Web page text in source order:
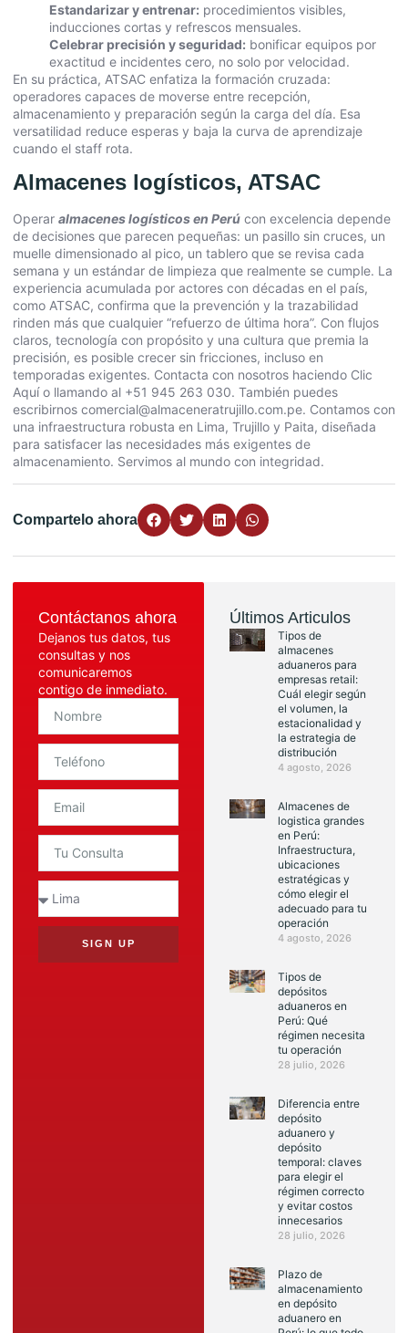
Estandarizar y entrenar: procedimientos visibles,
inducciones cortas y refrescos mensuales.
Celebrar precisión y seguridad: bonificar equipos por
exactitud e incidentes cero, no solo por velocidad.
En su práctica, ATSAC enfatiza la formación cruzada:
operadores capaces de moverse entre recepción,
almacenamiento y preparación según la carga del día. Esa
versatilidad reduce esperas y baja la curva de aprendizaje
cuando el staff rota.
Almacenes logísticos, ATSAC
Operar almacenes logísticos en Perú con excelencia depende
de decisiones que parecen pequeñas: un pasillo sin cruces, un
muelle dimensionado al pico, un tablero que se revisa cada
semana y un estándar de limpieza que realmente se cumple. La
experiencia acumulada por actores con décadas en el país,
como ATSAC, confirma que la prevención y la trazabilidad
rinden más que cualquier “refuerzo de última hora”. Con flujos
claros, tecnología con propósito y una cultura que premia la
precisión, es posible crecer sin fricciones, incluso en
temporadas exigentes. Contacta con nosotros haciendo Clic
Aquío llamando al +51 945 263 030. También puedes
escribirnos comercial@almaceneratrujillo.com.pe. Contamos con
una infraestructura robusta en Lima, Trujillo y Paita, diseñada
para satisfacer las necesidades más exigentes de
almacenamiento. Servimos al mundo con integridad.
Compartelo ahora
Contáctanos ahora
Dejanos tus datos, tus
consultas y nos
comunicaremos
contigo de inmediato.
SIGN UP
Últimos Articulos
Tipos de
almacenes
aduaneros para
empresas retail:
Cuál elegir según
el volumen, la
estacionalidad y
la estrategia de
distribución
4 agosto, 2026
Almacenes de
logistica grandes
en Perú:
Infraestructura,
ubicaciones
estratégicas y
cómo elegir el
adecuado para tu
operación
4 agosto, 2026
Tipos de
depósitos
aduaneros en
Perú: Qué
régimen necesita
tu operación
28 julio, 2026
Diferencia entre
depósito
aduanero y
depósito
temporal: claves
para elegir el
régimen correcto
y evitar costos
innecesarios
28 julio, 2026
Plazo de
almacenamiento
en depósito
aduanero en